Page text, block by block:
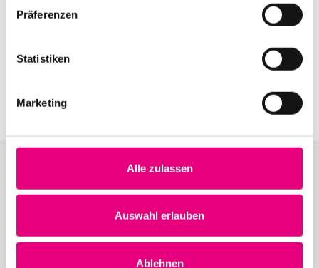
Präferenzen
Statistiken
Marketing
Alle zulassen
Auswahl erlauben
Ablehnen
Become a friend!
festival.